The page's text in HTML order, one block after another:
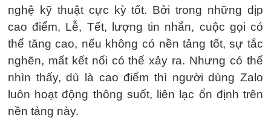
nghệ kỹ thuật cực kỳ tốt. Bởi trong những dịp
cao điểm, Lễ, Tết, lượng tin nhắn, cuộc gọi có
thể tăng cao, nếu không có nền tảng tốt, sự tắc
nghẽn, mất kết nối có thể xảy ra. Nhưng có thể
nhìn thấy, dù là cao điểm thì người dùng Zalo
luôn hoạt động thông suốt, liên lạc ổn định trên
nền tảng này.